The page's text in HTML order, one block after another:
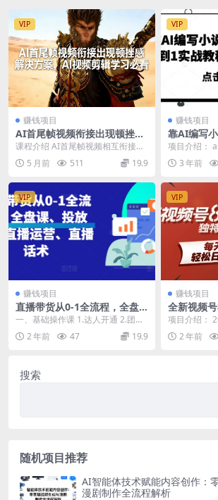
VIP
赚钱项目
AI首尾帧视频衔接出现顿挫感
解决方案，AI视频剪辑学习必
看
课程介绍 AI首尾帧视频相互衔接起
来之所以出出现顿挫感，是因为视
频与视频相互衔接...
5 月前 511 19.9
VIP
赚钱项目
靠AI编写
0到1实战
项目介绍：
了非常多的
取了不菲的
3 年前
VIP
赚钱项目
直播带货从0-1全流程，全盘
课、投放课、直播运营、直播
一、基础操作课 1.达人开通 2.团购
开通 3.小店开通 4.团购小店开通
5....2 年前 47 19.9
VIP
赚钱项目
全新视频
独特方法
项目介绍：
娱乐八卦赛
松搬运二次
2 年前
搜索
随机项目推荐
AI智能体技术赋能内容创作：
漫剧制作全流程解析